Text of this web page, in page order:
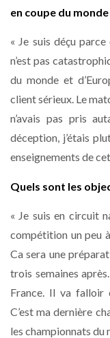
en coupe du
« Je suis déçu
n’est pas
du monde et
client sérieux. Le
n’avais pas pris
déception, j’étais
enseignements de
Quels sont les
« Je suis en circuit
compétition un peu
Ca sera une
trois semaines
France. Il va falloir
C’est ma dernière
les championnats du